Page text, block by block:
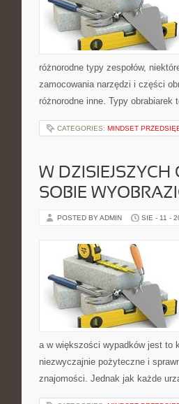
różnorodne typy zespołów,
zamocowania narzędzi i części
różnorodne inne. Typy obrabiarek
CATEGORIES: MINDSET
W DZISIEJSZYCH
SOBIE
POSTED BY ADMIN SIE - 11 -
a w większości wypadków jest to
niezwyczajnie pożyteczne i
znajomości. Jednak jak każde